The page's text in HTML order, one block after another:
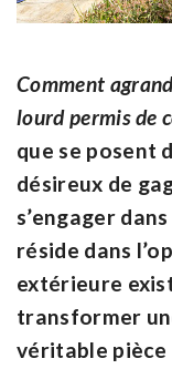
Comment
lourd permis de
que se posent
désireux de
s’engager
réside dans
extérieure
transformer
véritable pièce